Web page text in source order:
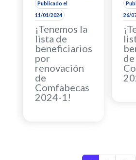
Publicado el
11/01/2024
¡Tenemos la
lista de
beneficiarios
por
renovación
de
Comfabecas
2024-1!
26/
de